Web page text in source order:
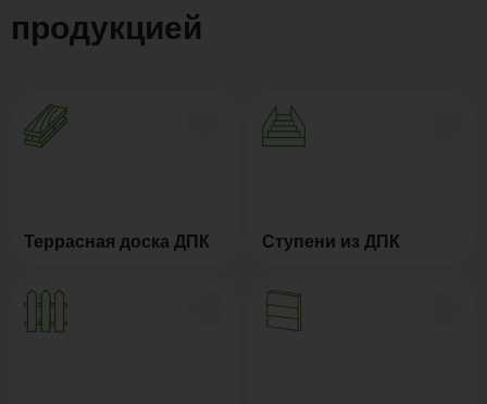
продукцией
Террасная доска ДПК Ступени из ДПК